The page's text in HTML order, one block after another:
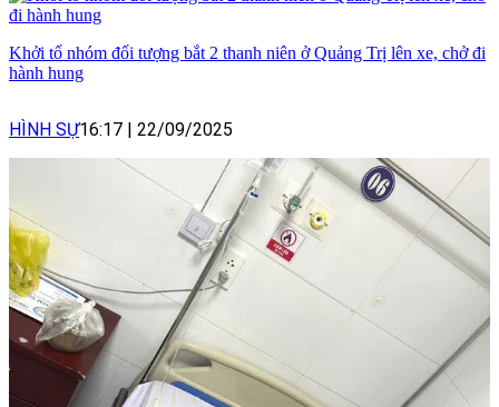
Khởi tố nhóm đối tượng bắt 2 thanh niên ở Quảng Trị lên xe, chở đi
hành hung
HÌNH SỰ16:17 | 22/09/2025